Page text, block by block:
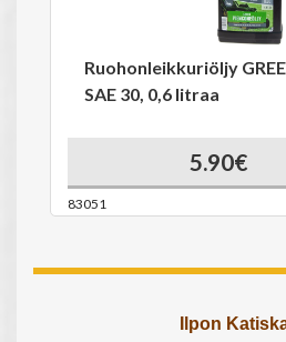
Ruohonleikkuriöljy
SAE 30, 0,6 litraa
5.90€
83051
Ilpon